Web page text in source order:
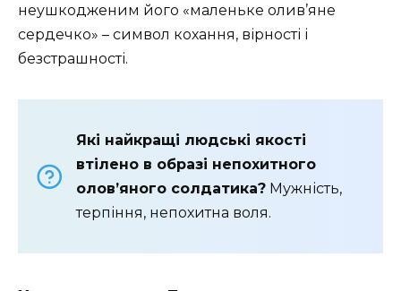
неушкодженим його «маленьке олив’яне
сердечко» – символ кохання, вірності і
безстрашності.
Які найкращі людські якості
втілено в образі непохитного
олов’яного солдатика? Мужність,
терпіння, непохитна воля.